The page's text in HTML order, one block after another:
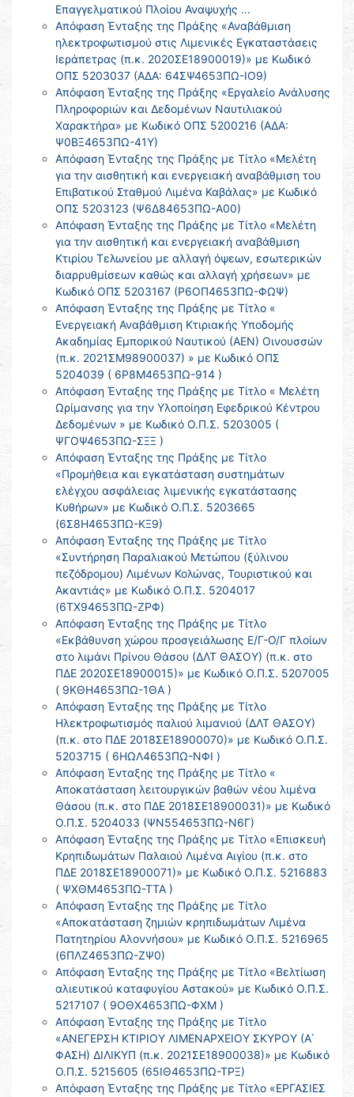
Επαγγελματικού Πλοίου Αναψυχής ...
Απόφαση Ένταξης της Πράξης «Αναβάθμιση
ηλεκτροφωτισμού στις Λιμενικές Εγκαταστάσεις
Ιεράπετρας (π.κ. 2020ΣΕ18900019)» με Κωδικό
ΟΠΣ 5203037 (ΑΔΑ: 64ΣΨ4653ΠΩ-ΙΟ9)
Απόφαση Ένταξης της Πράξης «Εργαλείο Ανάλυσης
Πληροφοριών και Δεδομένων Ναυτιλιακού
Χαρακτήρα» με Κωδικό ΟΠΣ 5200216 (ΑΔΑ:
Ψ0ΒΞ4653ΠΩ-41Υ)
Απόφαση Ένταξης της Πράξης με Τίτλο «Μελέτη
για την αισθητική και ενεργειακή αναβάθμιση του
Επιβατικού Σταθμού Λιμένα Καβάλας» με Κωδικό
ΟΠΣ 5203123 (Ψ6Δ84653ΠΩ-Α00)
Απόφαση Ένταξης της Πράξης με Τίτλο «Μελέτη
για την αισθητική και ενεργειακή αναβάθμιση
Κτιρίου Τελωνείου με αλλαγή όψεων, εσωτερικών
διαρρυθμίσεων καθώς και αλλαγή χρήσεων» με
Κωδικό ΟΠΣ 5203167 (Ρ6ΟΠ4653ΠΩ-ΦΩΨ)
Απόφαση Ένταξης της Πράξης με Τίτλο «
Ενεργειακή Αναβάθμιση Κτιριακής Υποδομής
Ακαδημίας Εμπορικού Ναυτικού (ΑΕΝ) Οινουσσών
(π.κ. 2021ΣΜ98900037) » με Κωδικό ΟΠΣ
5204039 ( 6Ρ8Μ4653ΠΩ-914 )
Απόφαση Ένταξης της Πράξης με Τίτλο « Μελέτη
Ωρίμανσης για την Υλοποίηση Εφεδρικού Κέντρου
Δεδομένων » με Κωδικό Ο.Π.Σ. 5203005 (
ΨΓΟΨ4653ΠΩ-ΣΞΞ )
Απόφαση Ένταξης της Πράξης με Τίτλο
«Προμήθεια και εγκατάσταση συστημάτων
ελέγχου ασφάλειας λιμενικής εγκατάστασης
Κυθήρων» με Κωδικό Ο.Π.Σ. 5203665
(6Σ8Η4653ΠΩ-ΚΞ9)
Απόφαση Ένταξης της Πράξης με Τίτλο
«Συντήρηση Παραλιακού Μετώπου (ξύλινου
πεζόδρομου) Λιμένων Κολώνας, Τουριστικού και
Ακαντιάς» με Κωδικό Ο.Π.Σ. 5204017
(6ΤΧ94653ΠΩ-ΖΡΦ)
Απόφαση Ένταξης της Πράξης με Τίτλο
«Εκβάθυνση χώρου προσγειάλωσης Ε/Γ-Ο/Γ πλοίων
στο λιμάνι Πρίνου Θάσου (ΔΛΤ ΘΑΣΟΥ) (π.κ. στο
ΠΔΕ 2020ΣΕ18900015)» με Κωδικό Ο.Π.Σ. 5207005
( 9ΚΘΗ4653ΠΩ-1ΘΑ )
Απόφαση Ένταξης της Πράξης με Τίτλο
Ηλεκτροφωτισμός παλιού λιμανιού (ΔΛΤ ΘΑΣΟΥ)
(π.κ. στο ΠΔΕ 2018ΣΕ18900070)» με Κωδικό Ο.Π.Σ.
5203715 ( 6ΗΩΛ4653ΠΩ-ΝΦΙ )
Απόφαση Ένταξης της Πράξης με Τίτλο «
Αποκατάσταση λειτουργικών βαθών νέου λιμένα
Θάσου (π.κ. στο ΠΔΕ 2018ΣΕ18900031)» με Κωδικό
Ο.Π.Σ. 5204033 (ΨΝ554653ΠΩ-Ν6Γ)
Απόφαση Ένταξης της Πράξης με Τίτλο «Επισκευή
Κρηπιδωμάτων Παλαιού Λιμένα Αιγίου (π.κ. στο
ΠΔΕ 2018ΣΕ18900071)» με Κωδικό Ο.Π.Σ. 5216883
( ΨΧΘΜ4653ΠΩ-ΤΤΑ )
Απόφαση Ένταξης της Πράξης με Τίτλο
«Αποκατάσταση ζημιών κρηπιδωμάτων Λιμένα
Πατητηρίου Αλοννήσου» με Κωδικό Ο.Π.Σ. 5216965
(6ΠΛΖ4653ΠΩ-ΖΨ0)
Απόφαση Ένταξης της Πράξης με Τίτλο «Βελτίωση
αλιευτικού καταφυγίου Αστακού» με Κωδικό Ο.Π.Σ.
5217107 ( 9ΟΘΧ4653ΠΩ-ΦΧΜ )
Απόφαση Ένταξης της Πράξης με Τίτλο
«ΑΝΕΓΕΡΣΗ ΚΤΙΡΙΟΥ ΛΙΜΕΝΑΡΧΕΙΟΥ ΣΚΥΡΟΥ (Α΄
ΦΑΣΗ) ΔΙΛΙΚΥΠ (π.κ. 2021ΣΕ18900038)» με Κωδικό
Ο.Π.Σ. 5215605 (65ΙΘ4653ΠΩ-ΤΡΞ)
Απόφαση Ένταξης της Πράξης με Τίτλο «ΕΡΓΑΣΙΕΣ